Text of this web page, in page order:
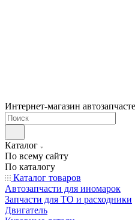
Интернет-магазин
Каталог
По всему сайту
По каталогу
Каталог товаров
Автозапчасти для иномарок
Запчасти для ТО и расходники
Двигатель